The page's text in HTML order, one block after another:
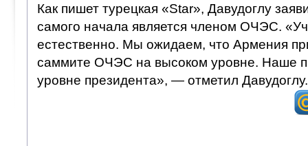
Как пишет турецкая «Star», Давудоглу
самого начала является членом ОЧЭС.
естественно. Мы ожидаем, что Армения
саммите ОЧЭС на высоком уровне. Наше
уровне президента», — отметил Давудоглу.